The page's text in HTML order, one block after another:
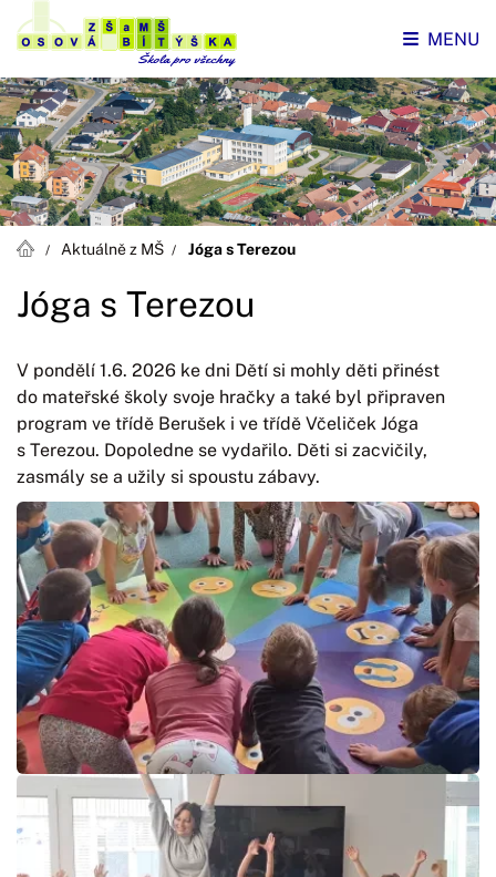
MENU
Aktuálně z MŠ Jóga s Terezou
Jóga s Terezou
V pondělí 1.6. 2026 ke dni Dětí si mohly děti přinést
do mateřské školy svoje hračky a také byl připraven
program ve třídě Berušek i ve třídě Včeliček Jóga
s Terezou. Dopoledne se vydařilo. Děti si zacvičily,
zasmály se a užily si spoustu zábavy.